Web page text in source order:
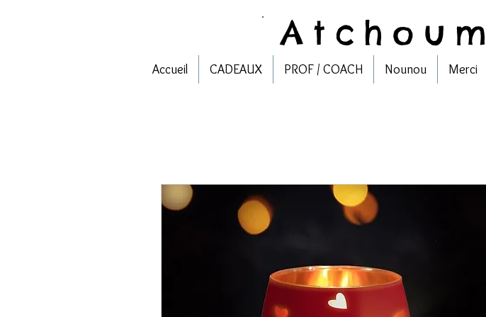
Accueil CADEAUX PROF / COACH Nounou Merci
Atchoum